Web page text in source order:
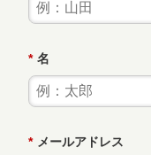
* 名
* メールアドレス